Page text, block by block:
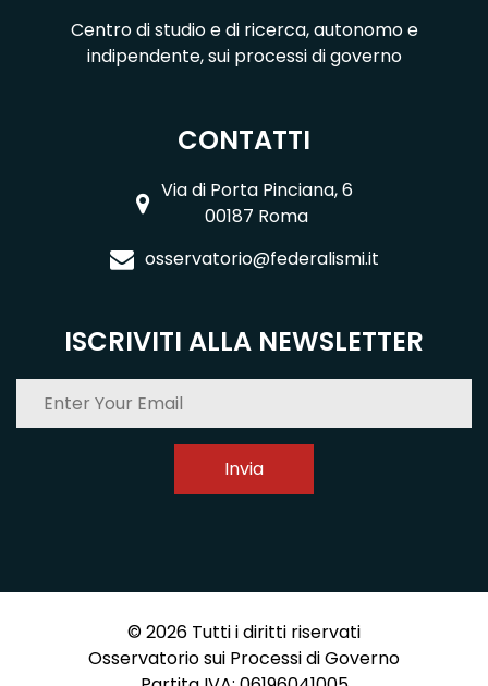
Centro di studio e di ricerca, autonomo e
indipendente, sui processi di governo
CONTATTI
Via di Porta Pinciana, 6
00187 Roma
osservatorio@federalismi.it
ISCRIVITI ALLA NEWSLETTER
Invia
©2026 Tutti i diritti riservati
Osservatorio sui Processi di Governo